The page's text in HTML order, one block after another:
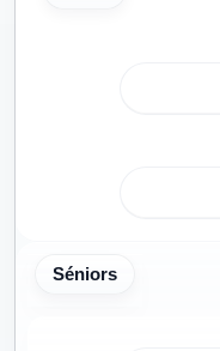
Séniors